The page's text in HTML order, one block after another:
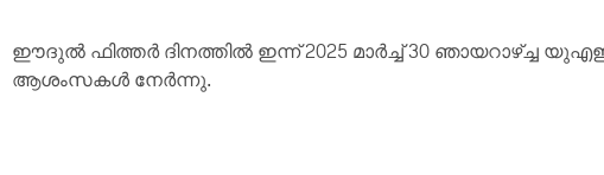
ഈദുൽ ഫിത്തർ ദിനത്തിൽ ഇന്ന് 2025 മാർച്ച് 30 ഞായറാഴ്ച്ച
ആശംസകൾ നേർന്നു.